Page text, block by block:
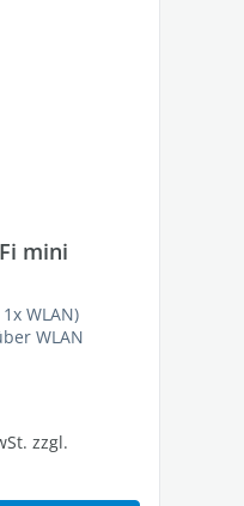
mini
WLAN)
WLAN
zzgl.